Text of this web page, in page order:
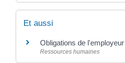
Et aussi
Obligations de l'employeur
Ressources humaines